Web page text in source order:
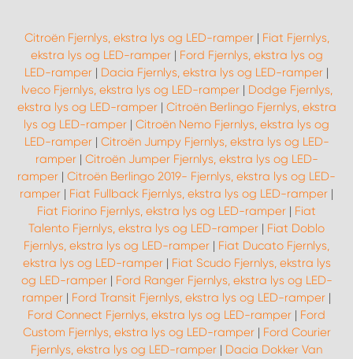
Citroën Fjernlys, ekstra lys og LED-ramper| Fiat Fjernlys,
ekstra lys og LED-ramper| Ford Fjernlys, ekstra lys og
LED-ramper | Dacia Fjernlys, ekstra lys og LED-ramper |
Iveco Fjernlys, ekstra lys og LED-ramper| Dodge Fjernlys,
ekstra lys og LED-ramper| Citroën Berlingo Fjernlys, ekstra
lys og LED-ramper | Citroën Nemo Fjernlys, ekstra lys og
LED-ramper| Citroën Jumpy Fjernlys, ekstra lys og LED-
ramper| Citroën Jumper Fjernlys, ekstra lys og LED-
ramper | Citroën Berlingo 2019- Fjernlys, ekstra lys og LED-
ramper | Fiat Fullback Fjernlys, ekstra lys og LED-ramper |
Fiat Fiorino Fjernlys, ekstra lys og LED-ramper | Fiat
Talento Fjernlys, ekstra lys og LED-ramper | Fiat Doblo
Fjernlys, ekstra lys og LED-ramper | Fiat Ducato Fjernlys,
ekstra lys og LED-ramper| Fiat Scudo Fjernlys, ekstra lys
og LED-ramper| Ford Ranger Fjernlys, ekstra lys og LED-
ramper | Ford Transit Fjernlys, ekstra lys og LED-ramper |
Ford Connect Fjernlys, ekstra lys og LED-ramper | Ford
Custom Fjernlys, ekstra lys og LED-ramper| Ford Courier
Fjernlys, ekstra lys og LED-ramper | Dacia Dokker Van